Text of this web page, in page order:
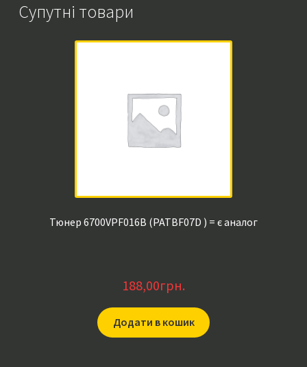
Супутні товари
Тюнер 6700VPF016B (PATBF07D ) = є аналог
188,00грн.
Додати в кошик